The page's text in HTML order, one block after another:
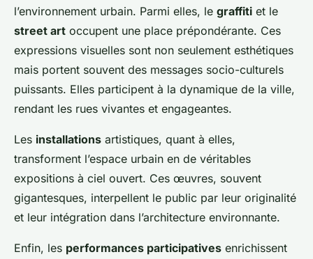
l’environnement urbain. Parmi elles, le graffiti et le
street art occupent une place prépondérante. Ces
expressions visuelles sont non seulement esthétiques
mais portent souvent des messages socio-culturels
puissants. Elles participent à la dynamique de la ville,
rendant les rues vivantes et engageantes.
Les installations artistiques, quant à elles,
transforment l’espace urbain en de véritables
expositions à ciel ouvert. Ces œuvres, souvent
gigantesques, interpellent le public par leur originalité
et leur intégration dans l’architecture environnante.
Enfin, les performances participatives enrichissent